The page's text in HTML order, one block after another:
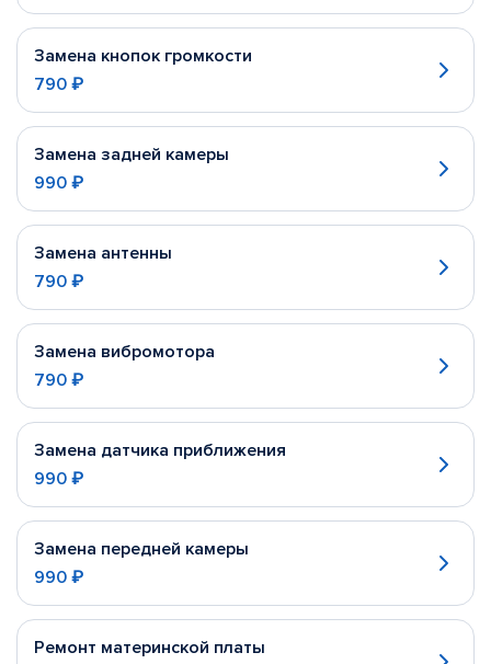
Замена кнопок громкости
790 ₽
Замена задней камеры
990 ₽
Замена антенны
790 ₽
Замена вибромотора
790 ₽
Замена датчика приближения
990 ₽
Замена передней камеры
990 ₽
Ремонт материнской платы